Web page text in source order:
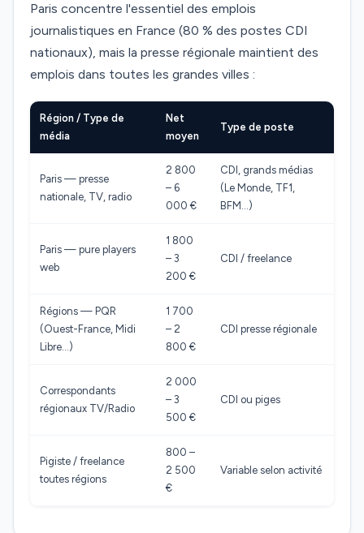
Paris concentre l'essentiel des emplois
journalistiques en France (80 % des postes CDI
nationaux), mais la presse régionale maintient des
emplois dans toutes les grandes villes :
Région / Type de
média
Net
moyen
Type de poste
Paris — presse
nationale, TV, radio
2 800
– 6
000 €
CDI, grands médias
(Le Monde, TF1,
BFM…)
Paris — pure players
web
1 800
– 3
200 €
CDI / freelance
Régions — PQR
(Ouest-France, Midi
Libre…)
1 700
– 2
800 €
CDI presse régionale
Correspondants
régionaux TV/Radio
2 000
– 3
500 €
CDI ou piges
Pigiste / freelance
toutes régions
800 –
2 500
€
Variable selon activité